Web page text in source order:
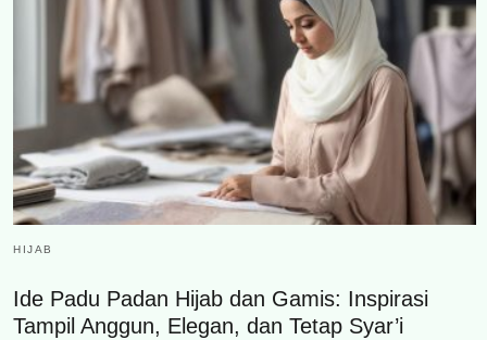
HIJAB
Ide Padu Padan Hijab dan Gamis: Inspirasi
Tampil Anggun, Elegan, dan Tetap Syar’i